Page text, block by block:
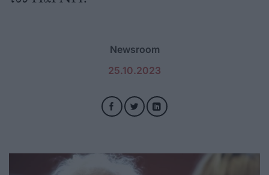
Newsroom
25.10.2023